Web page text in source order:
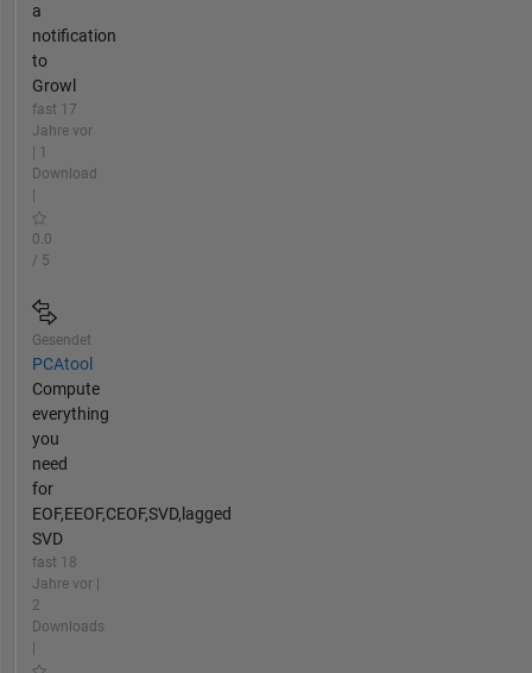
a
notification
to
Growl
fast 17
Jahre vor
| 1
Download
0.0
/ 5
Gesendet
PCAtool
Compute
everything
you
need
for
EOF,EEOF,CEOF,SVD,lagged
SVD
fast 18
Jahre vor |
2
Downloads